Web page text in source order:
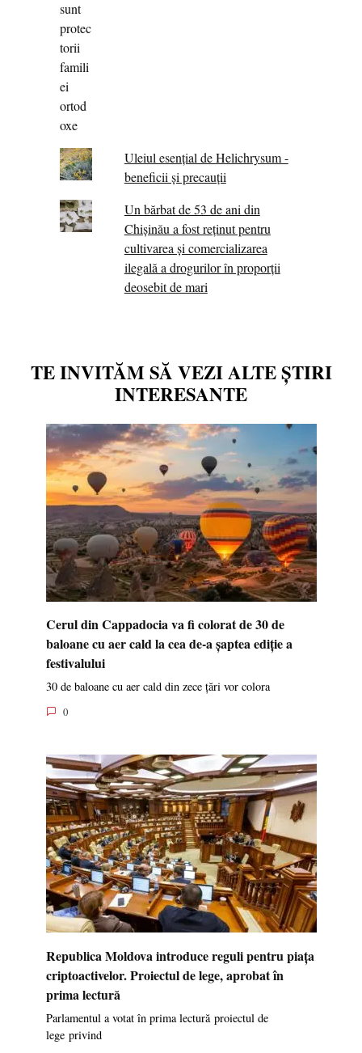
Uleiul esențial de Helichrysum -
beneficii și precauții
Un bărbat de 53 de ani din
Chișinău a fost reținut pentru
cultivarea și comercializarea
ilegală a drogurilor în proporții
deosebit de mari
TE INVITĂM SĂ VEZI ALTE ȘTIRI
INTERESANTE
Cerul din Cappadocia va fi colorat de 30 de
baloane cu aer cald la cea de-a șaptea ediție a
festivalului
30 de baloane cu aer cald din zece țări vor colora
0
Republica Moldova introduce reguli pentru piața
criptoactivelor. Proiectul de lege, aprobat în
prima lectură
Parlamentul a votat în prima lectură proiectul de
lege privind